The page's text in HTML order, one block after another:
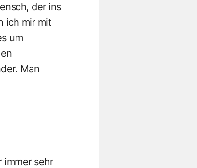
der ins
ich mir mit
um
Man
immer sehr